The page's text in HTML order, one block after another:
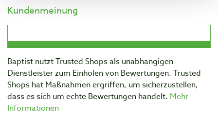
Kundenmeinung
Baptist nutzt Trusted Shops als unabhängigen
Dienstleister zum Einholen von Bewertungen. Trusted
Shops hat Maßnahmen ergriffen, um sicherzustellen,
dass es sich um echte Bewertungen handelt. Mehr
Informationen